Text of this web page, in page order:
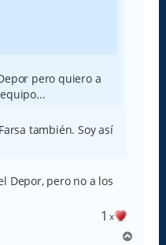
pero quiero a
también. Soy así
Depor, pero no a los
1 x